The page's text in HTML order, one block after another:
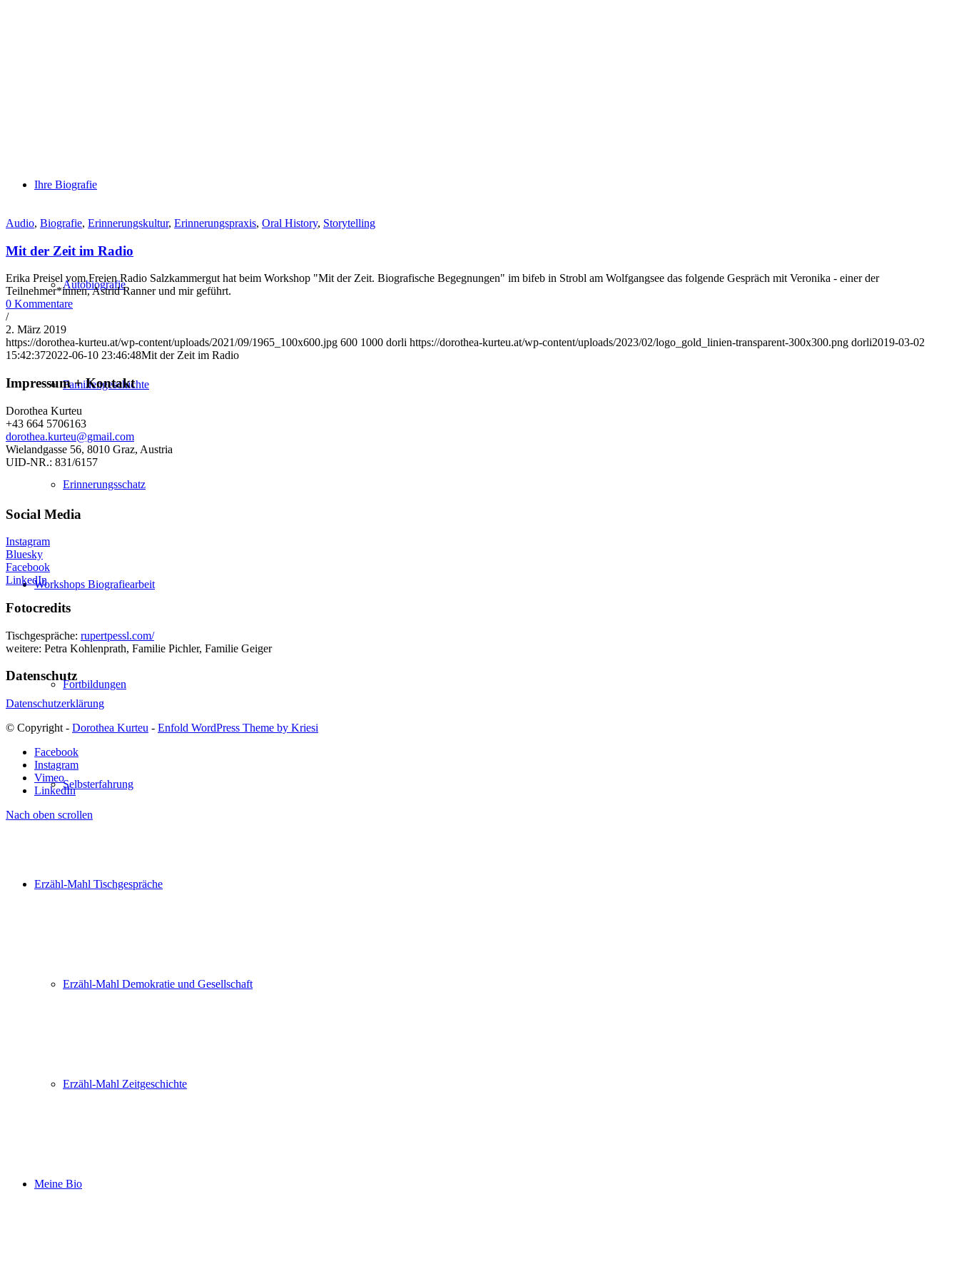
Ihre Biografie
Autobiografie
Familiengeschichte
Erinnerungsschatz
Workshops Biografiearbeit
Fortbildungen
Selbsterfahrung
Erzähl-Mahl Tischgespräche
Erzähl-Mahl Demokratie und Gesellschaft
Erzähl-Mahl Zeitgeschichte
Meine Bio
Audio, Biografie, Erinnerungskultur, Erinnerungspraxis, Oral History, Storytelling
Mit der Zeit im Radio
Erika Preisel vom Freien Radio Salzkammergut hat beim Workshop "Mit der Zeit. Biografische Begegnungen" im bifeb in Strobl am Wolfgangsee das folgende Gespräch mit Veronika - einer der
Teilnehmer*innen, Astrid Ranner und mir geführt.
0 Kommentare
/
2. März 2019
https://dorothea-kurteu.at/wp-content/uploads/2021/09/1965_100x600.jpg 600 1000 dorli https://dorothea-kurteu.at/wp-content/uploads/2023/02/logo_gold_linien-transparent-300x300.png dorli2019-03-02
15:42:372022-06-10 23:46:48Mit der Zeit im Radio
Impressum + Kontakt
Dorothea Kurteu
+43 664 5706163
dorothea.kurteu@gmail.com
Wielandgasse 56, 8010 Graz, Austria
UID-NR.: 831/6157
Social Media
Instagram
Bluesky
Facebook
LinkedIn
Fotocredits
Tischgespräche: rupertpessl.com/
weitere: Petra Kohlenprath, Familie Pichler, Familie Geiger
Datenschutz
Datenschutzerklärung
© Copyright - Dorothea Kurteu - Enfold WordPress Theme by Kriesi
Facebook
Instagram
Vimeo
LinkedIn
Nach oben scrollen